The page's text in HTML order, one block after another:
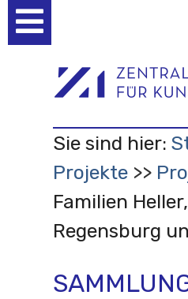
Werkzeuge
Sie sind hier:
Projekte
Familien
Regensburg